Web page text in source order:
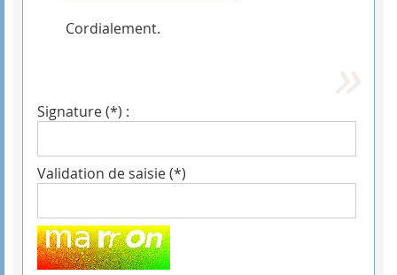
Cordialement.
Signature (*) :
Validation de saisie (*)